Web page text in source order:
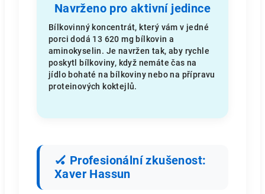
Navrženo pro aktivní jedince
Bílkovinný koncentrát, který vám v jedné
porci dodá 13 620 mg bílkovin a
aminokyselin. Je navržen tak, aby rychle
poskytl bílkoviny, když nemáte čas na
jídlo bohaté na bílkoviny nebo na přípravu
proteinových koktejlů.
🏑 Profesionální zkušenost:
Xaver Hassun